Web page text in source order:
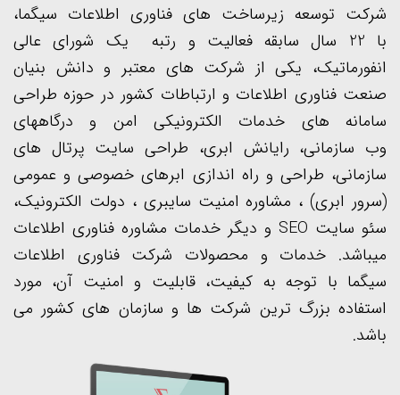
شرکت توسعه زیرساخت های فناوری اطلاعات سیگما،
با 22 سال سابقه فعالیت و رتبه یک شورای عالی
انفورماتیک، یکی از شرکت های معتبر و دانش بنیان
صنعت فناوری اطلاعات و ارتباطات کشور در حوزه طراحی
سامانه های خدمات الکترونیکی امن و درگاههای
وب سازمانی، رایانش ابری، طراحی سایت پرتال های
سازمانی، طراحی و راه اندازی ابرهای خصوصی و عمومی
(سرور ابری) ، مشاوره امنیت سایبری ، دولت الکترونیک،
سئو سایت SEO
و دیگر خدمات مشاوره فناوری اطلاعات
میباشد. خدمات و محصولات شرکت فناوری اطلاعات
سیگما با توجه به کیفیت، قابلیت و امنیت آن، مورد
استفاده بزرگ ترین شرکت ها و سازمان های کشور می
باشد.